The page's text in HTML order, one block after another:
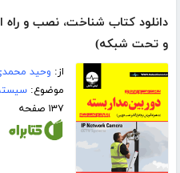
دانلود کتاب شناخت، نصب و راه
و تحت شبکه)
از: وحید
موضوع:
۱۳۷ صفحه